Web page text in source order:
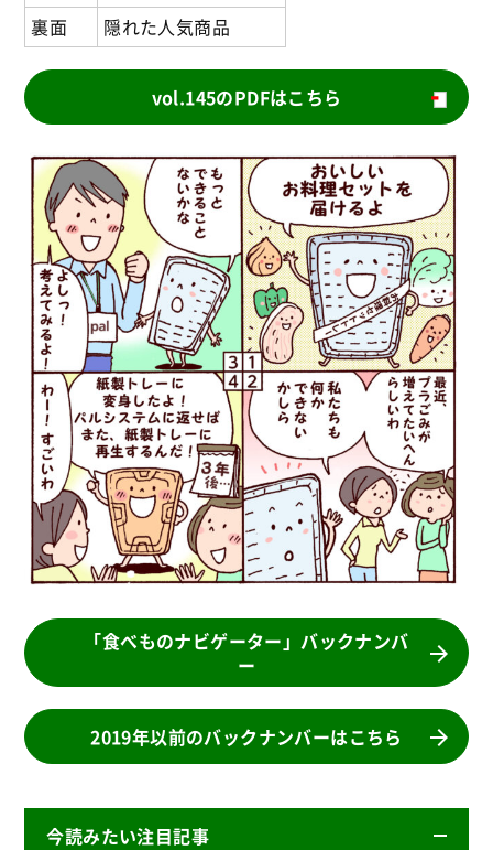
裏面
隠れた人気商品
vol.145のPDFはこちら
「食べものナビゲーター」バックナンバ
ー
2019年以前のバックナンバーはこちら
今読みたい注目記事